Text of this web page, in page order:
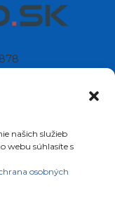
našich služieb
webu súhlasíte s
osobných
49